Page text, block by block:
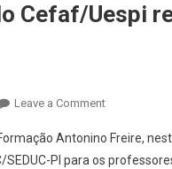
Cefaf/Uespi
Leave a Comment
Antonino Freire,
SEDUC-PI para os